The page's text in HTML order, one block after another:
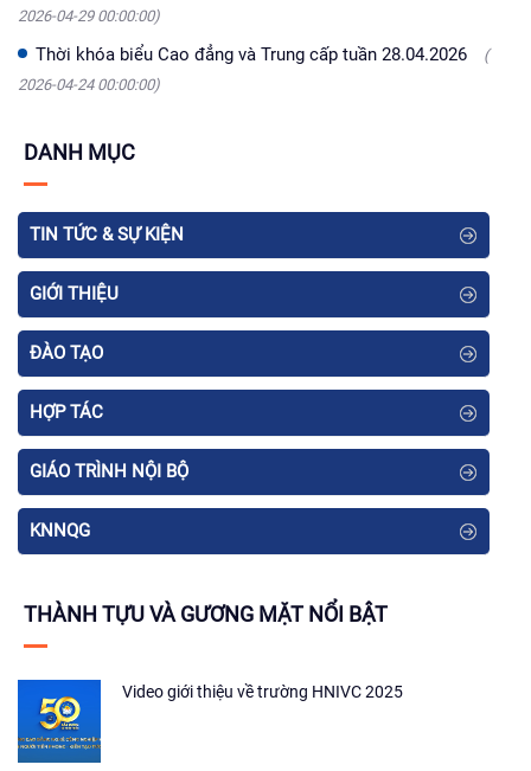
2026-04-29 00:00:00)
Thời khóa biểu Cao đẳng và Trung cấp tuần 28.04.2026
(
2026-04-24 00:00:00)
DANH MỤC
TIN TỨC & SỰ KIỆN
GIỚI THIỆU
ĐÀO TẠO
HỢP TÁC
GIÁO TRÌNH NỘI BỘ
KNNQG
THÀNH TỰU VÀ GƯƠNG MẶT NỔI BẬT
Video giới thiệu về trường HNIVC 2025